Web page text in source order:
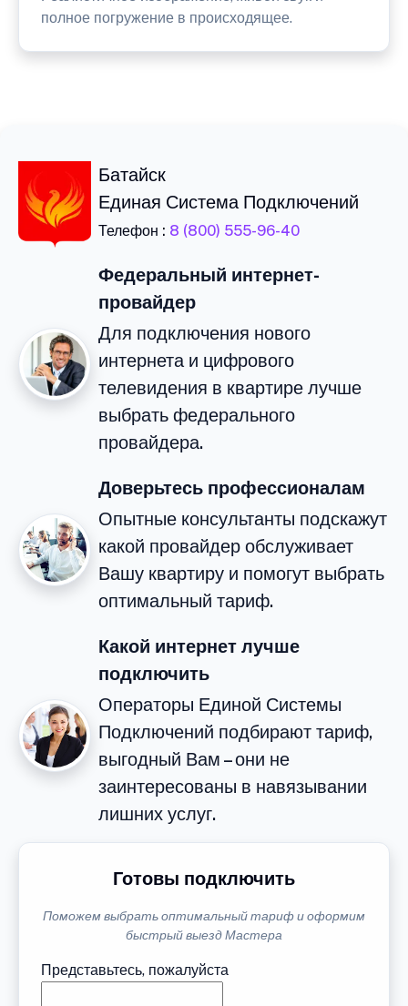
полное погружение в происходящее.
Батайск
Единая Система Подключений
Телефон : 8 (800) 555-96-40
Федеральный интернет-
провайдер
Для подключения нового
интернета и цифрового
телевидения в квартире лучше
выбрать федерального
провайдера.
Доверьтесь профессионалам
Опытные консультанты подскажут
какой провайдер обслуживает
Вашу квартиру и помогут выбрать
оптимальный тариф.
Какой интернет лучше
подключить
Операторы Единой Системы
Подключений подбирают тариф,
выгодный Вам – они не
заинтересованы в навязывании
лишних услуг.
Готовы подключить
Поможем выбрать оптимальный тариф и оформим
быстрый выезд Мастера
Представьтесь, пожалуйста